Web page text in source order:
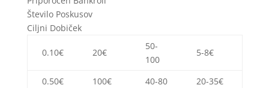
Število Poskusov
Ciljni Dobiček
0.10€ 20€
50-
100
5-8€
0.50€ 100€ 40-80
20-35€